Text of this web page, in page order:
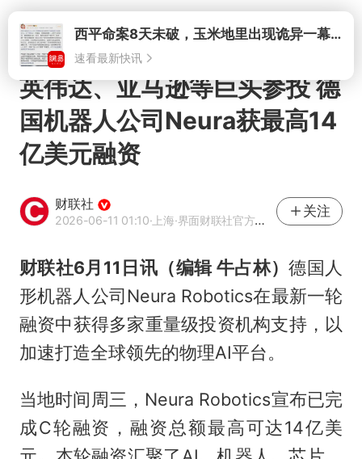
打开西平命案8天未破，玉米地里出现诡异一幕，我突然想起了欧金中
速看最新快讯
英伟达、亚马逊等巨头参投 德
国机器人公司Neura获最高14
亿美元融资
财联社
2026-06-11 01:10·上海·界面财联社官方账号
关注
财联社6月11日讯（编辑 牛占林）德国人
形机器人公司Neura Robotics在最新一轮
融资中获得多家重量级投资机构支持，以
加速打造全球领先的物理AI平台。
当地时间周三，Neura Robotics宣布已完
成C轮融资，融资总额最高可达14亿美